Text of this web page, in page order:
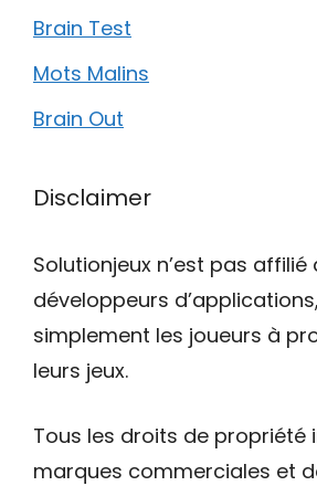
Brain Test
Mots Malins
Brain Out
Disclaimer
Solutionjeux n’est pas affilié
développeurs
simplement les joueurs à
leurs jeux.
Tous les droits de propriété
marques commerciales et